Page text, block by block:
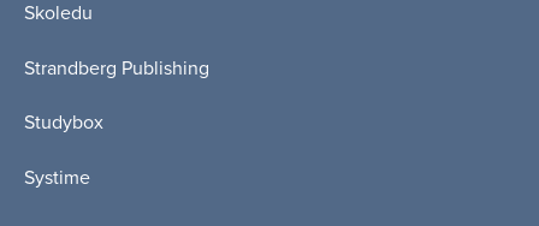
Skoledu
Strandberg Publishing
Studybox
Systime